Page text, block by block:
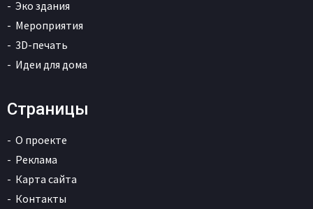
Эко здания
Мероприятия
3D-печать
Идеи для дома
Страницы
О проекте
Реклама
Карта сайта
Контакты